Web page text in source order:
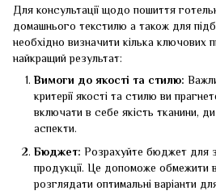
Для консультації щодо пошиття
домашнього текстилю а також для
необхідно визначити кілька ключових
найкращий результат:
Вимоги до якості та стилю:
критерії якості та стилю ви
включати в себе якість тканини,
аспекти.
Бюджет: Розрахуйте бюджет для
продукції. Це допоможе обмежити
розглядати оптимальні варіанти